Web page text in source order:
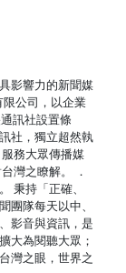
影響力的新聞媒
公司，以企業
訊社設置條
社，獨立超然執
務大眾傳播媒
灣之瞭解。 ．
秉持「正確、
團隊每天以中、
影音與資訊，是
大為閱聽大眾；
灣之眼，世界之